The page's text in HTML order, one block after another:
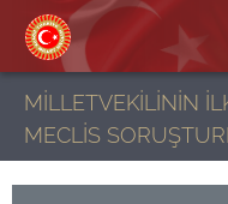
MİLLETVEKİLİNİN
MECLİS